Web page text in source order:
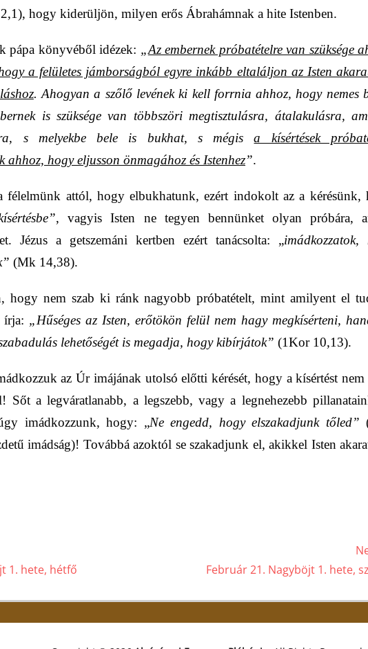
hogy kiderüljön, milyen erős Ábrahámnak a hite Istenben.
pápa könyvéből idézek: „Az embernek próbatételre van szüksége
a felületes jámborságból egyre inkább eltaláljon az Isten
. Ahogyan a szőlő levének ki kell forrnia ahhoz, hogy nemes
is szüksége van többszöri megtisztulásra, átalakulásra,
s melyekbe bele is bukhat, s mégisa kísértések
ahhoz, hogy eljusson önmagához és Istenhez”.
félelmünk attól, hogy elbukhatunk,ezért indokolt az a kérésünk,
, vagyis Isten ne tegyen bennünket olyan próbára,
Jézus a getszemáni kertben ezért tanácsolta: „imádkozzatok,
(Mk 14,38).
hogy nem szab ki ránk nagyobb próbatételt, mint amilyent el
írja: „Hűséges az Isten, erőtökön felül nem hagy megkísérteni,
lehetőségét is megadja, hogy kibírjátok” (1Kor 10,13).
az Úr imájának utolsó előtti kérését, hogy a kísértést
Sőt a legváratlanabb, a legszebb, vagy a legnehezebb
imádkozzunk, hogy: „Ne engedd, hogy elszakadjunk tőled”
imádság)! Továbbá azoktól se szakadjunk el, akikkel Isten
1. hete, hétfő Február 21. Nagyböjt 1. hete,